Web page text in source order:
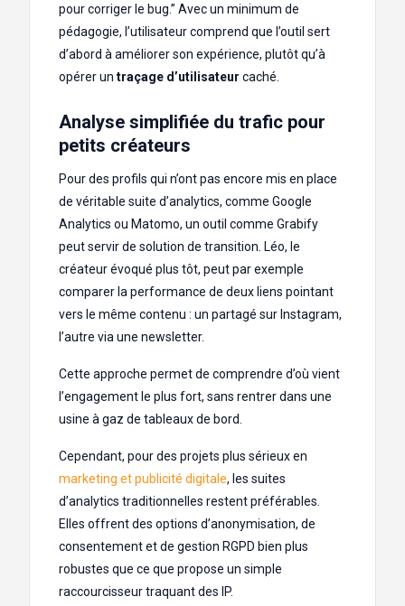
pour corriger le bug.” Avec un minimum de
pédagogie, l’utilisateur comprend que l’outil sert
d’abord à améliorer son expérience, plutôt qu’à
opérer un traçage d’utilisateur caché.
Analyse simplifiée du trafic pour
petits créateurs
Pour des profils qui n’ont pas encore mis en place
de véritable suite d’analytics, comme Google
Analytics ou Matomo, un outil comme Grabify
peut servir de solution de transition. Léo, le
créateur évoqué plus tôt, peut par exemple
comparer la performance de deux liens pointant
vers le même contenu : un partagé sur Instagram,
l’autre via une newsletter.
Cette approche permet de comprendre d’où vient
l’engagement le plus fort, sans rentrer dans une
usine à gaz de tableaux de bord.
Cependant, pour des projets plus sérieux en
marketing et publicité digitale, les suites
d’analytics traditionnelles restent préférables.
Elles offrent des options d’anonymisation, de
consentement et de gestion RGPD bien plus
robustes que ce que propose un simple
raccourcisseur traquant des IP.